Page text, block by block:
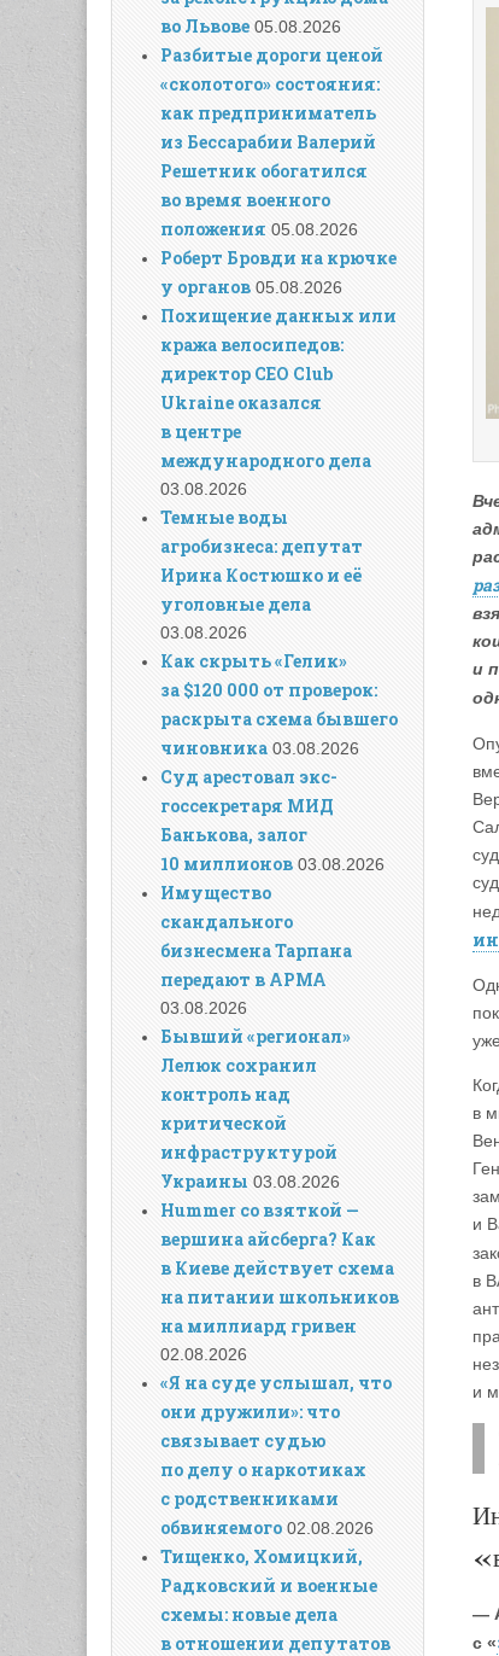
и
в
и
в
и
—
с «
во Львове 05.08.2026
Разбитые дороги ценой
«сколотого» состояния:
как предприниматель
из Бессарабии Валерий
Решетник обогатился
во время военного
положения 05.08.2026
Роберт Бровди на крючке
у органов 05.08.2026
Похищение данных или
кража велосипедов:
директор CEO Club
Ukraine оказался
в центре
международного дела
03.08.2026
Темные воды
агробизнеса: депутат
Ирина Костюшко и её
уголовные дела
03.08.2026
Как скрыть «Гелик»
за $120 000 от проверок:
раскрыта схема бывшего
чиновника 03.08.2026
Суд арестовал экс-
госсекретаря МИД
Банькова, залог
10 миллионов 03.08.2026
Имущество
скандального
бизнесмена Тарпана
передают в АРМА
03.08.2026
Бывший «регионал»
Лелюк сохранил
контроль над
критической
инфраструктурой
Украины 03.08.2026
Hummer со взяткой —
вершина айсберга? Как
в Киеве действует схема
на питании школьников
на миллиард гривен
02.08.2026
«Я на суде услышал, что
они дружили»: что
связывает судью
по делу о наркотиках
с родственниками
обвиняемого 02.08.2026
Тищенко, Хомицкий,
Радковский и военные
схемы: новые дела
в отношении депутатов